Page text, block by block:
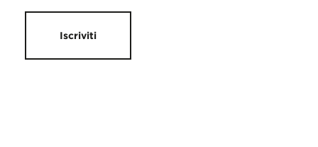
Iscriviti